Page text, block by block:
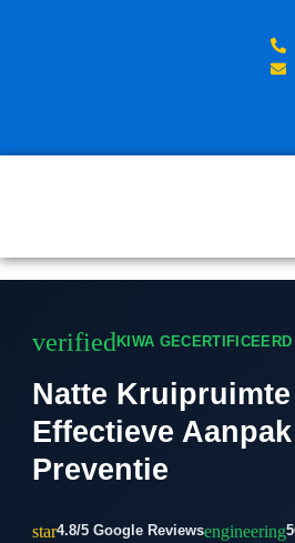
verified KIWA
Natte
Effectieve
Preventie
star4.8/5 Google Reviewsengineering